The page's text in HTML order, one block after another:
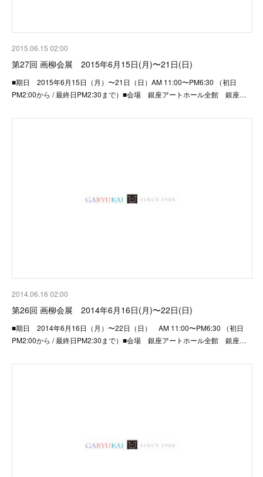
2015.06.15 02:00
第27回 画柳会展 2015年6月15日(月)〜21日(日)
■期日 2015年6月15日（月）〜21日（日）AM 11:00〜PM6:30 （初日
PM2:00から / 最終日PM2:30まで）■会場 銀座アートホール全館 銀座…
2014.06.16 02:00
第26回 画柳会展 2014年6月16日(月)〜22日(日)
■期日 2014年6月16日（月）〜22日（日） AM 11:00〜PM6:30 （初日
PM2:00から / 最終日PM2:30まで）■会場 銀座アートホール全館 銀座…